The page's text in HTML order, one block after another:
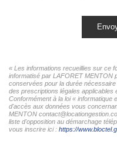
« Les informations recueillies sur ce
informatisé par LAFORET MENTON
conservées pour la durée
des prescriptions légales applicables
Conformément à la loi «
d'accès aux données vous
MENTON
liste d'opposition au démarchage
vous inscrire ici : https://